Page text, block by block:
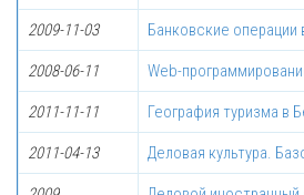
2009-11-03 Банковские
2008-06-11 Web-
2011-11-11 География туризма в
2011-04-13 Деловая культура.